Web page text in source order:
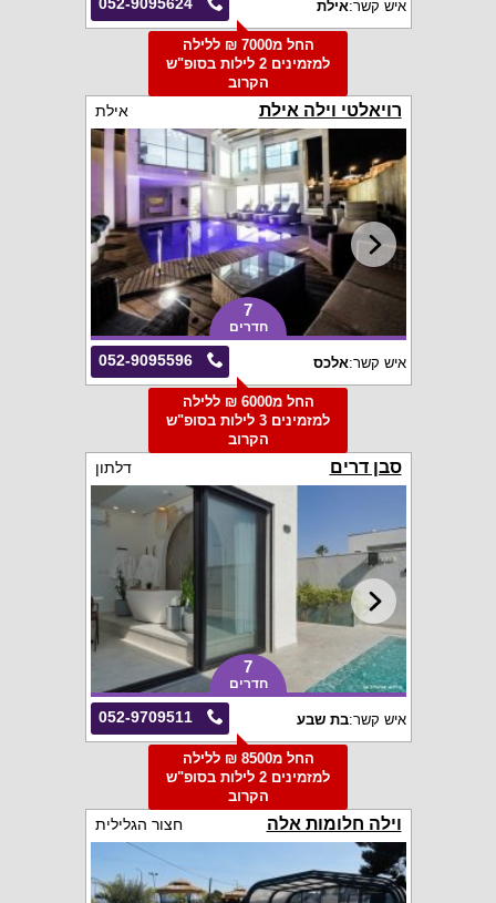
איש קשר:אילת
החל מ7000 ₪ ללילה
למזמינים 2 לילות בסופ"ש
הקרוב
רויאלטי וילה אילת אילת
7
חדרים
052-9095596 איש קשר:אלכס
החל מ6000 ₪ ללילה
למזמינים 3 לילות בסופ"ש
הקרוב
סבן דרים דלתון
7
חדרים
052-9709511 איש קשר:בת שבע
החל מ8500 ₪ ללילה
למזמינים 2 לילות בסופ"ש
הקרוב
וילה חלומות אלה חצור הגלילית